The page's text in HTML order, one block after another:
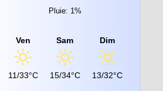
Pluie: 1%
Ven
11/33°C
Sam
15/34°C
Dim
13/32°C